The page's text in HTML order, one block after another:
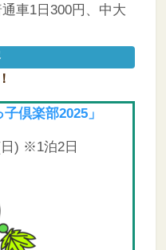
車1日300円、中大
倶楽部2025」
) ※1泊2日